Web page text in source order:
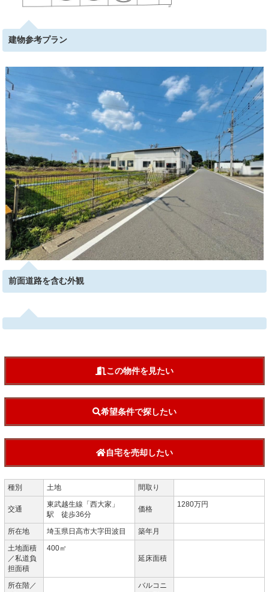
建物参考プラン
前面道路を含む外観
この物件を見たい
希望条件で探したい
自宅を売却したい
種別 土地 間取り
交通
東武越生線「西大家」
駅 徒歩36分
価格
1280万円
所在地 埼玉県日高市大字田波目
築年月
土地面積
／私道負
担面積
400㎡
延床面積
所在階／
バルコニ